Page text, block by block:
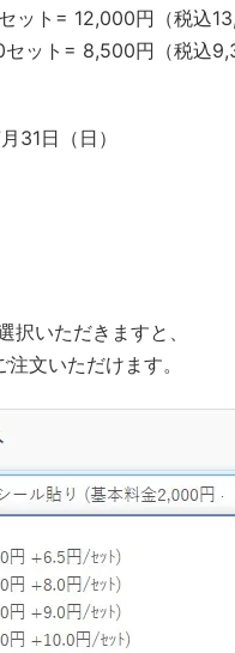
ット= 12,000円（税込
ット= 8,500円（税込
31日（日）
いただきますと、
文いただけます。